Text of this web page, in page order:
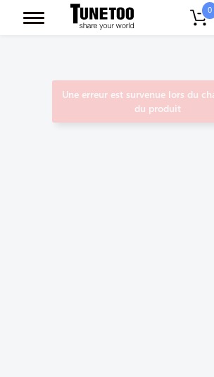
0
Une erreur est survenue lors du
du produit